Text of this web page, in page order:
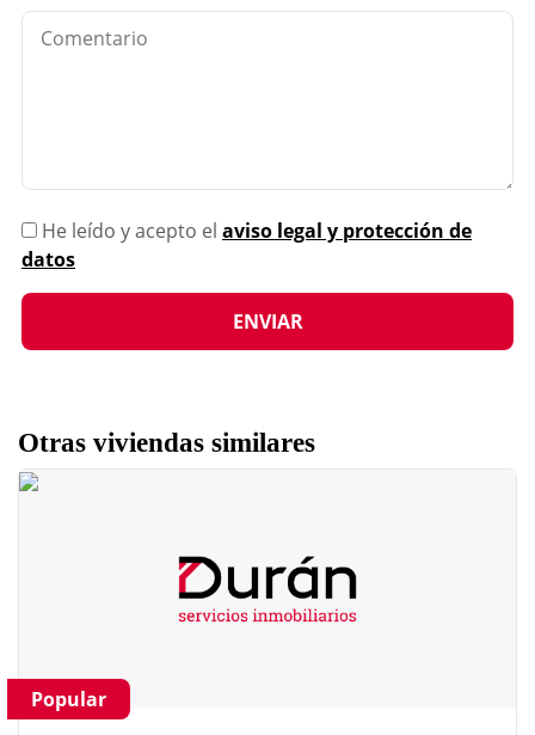
He leído y acepto el aviso legal y protección de
datos
Otras viviendas similares
Popular